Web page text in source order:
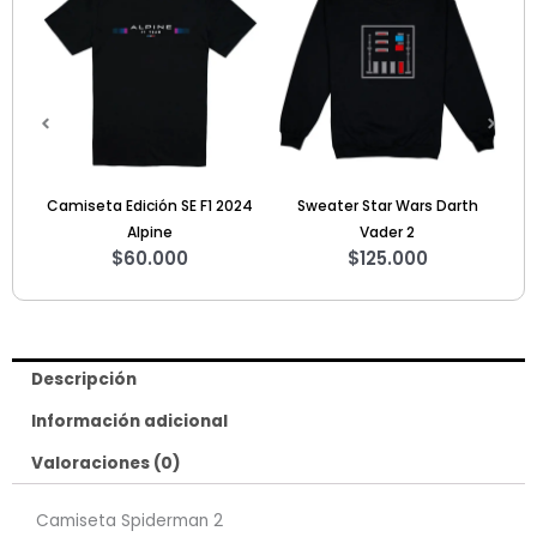
Sweater Star Wars Darth
Vader 2
$125.000
Hoodie Mitsubishi Eclipse
140.000
Descripción
Información adicional
Valoraciones (0)
Camiseta Spiderman 2